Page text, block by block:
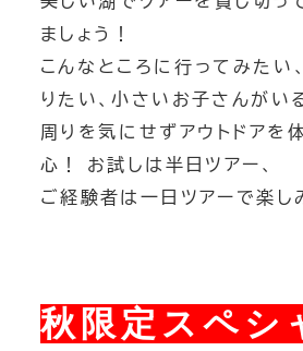
ましょう！
こんなところに行ってみたい
りたい、小さいお子さんがい
周りを気にせずアウトドアを
心！ お試しは半日ツアー、
ご経験者は一日ツアーで楽し
秋限定スペシ